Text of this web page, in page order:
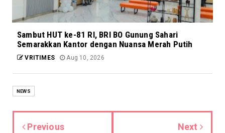
Sambut HUT ke-81 RI, BRI BO Gunung Sahari
Semarakkan Kantor dengan Nuansa Merah Putih
VRITIMES Aug 10, 2026
NEWS
Previous Next